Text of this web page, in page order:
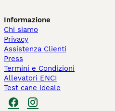
Informazione
Chi siamo
Privacy
Assistenza Clienti
Press
Termini e Condizioni
Allevatori ENCI
Test cane ideale